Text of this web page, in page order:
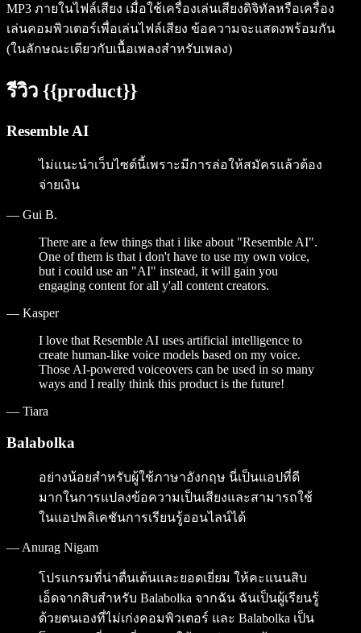
MP3 ภายในไฟล์เสียง เมื่อใช้เครื่องเล่นเสียงดิจิทัลหรือเครื่อง
เล่นคอมพิวเตอร์เพื่อเล่นไฟล์เสียง ข้อความจะแสดงพร้อมกัน
(ในลักษณะเดียวกับเนื้อเพลงสำหรับเพลง)
รีวิว {{product}}
Resemble AI
ไม่แนะนำเว็บไซต์นี้เพราะมีการล่อให้สมัครแล้วต้อง
จ่ายเงิน
— Gui B.
There are a few things that i like about "Resemble AI".
One of them is that i don't have to use my own voice,
but i could use an "AI" instead, it will gain you
engaging content for all y'all content creators.
— Kasper
I love that Resemble AI uses artificial intelligence to
create human-like voice models based on my voice.
Those AI-powered voiceovers can be used in so many
ways and I really think this product is the future!
— Tiara
Balabolka
อย่างน้อยสำหรับผู้ใช้ภาษาอังกฤษ นี่เป็นแอปที่ดี
มากในการแปลงข้อความเป็นเสียงและสามารถใช้
ในแอปพลิเคชันการเรียนรู้ออนไลน์ได้
— Anurag Nigam
โปรแกรมที่น่าตื่นเต้นและยอดเยี่ยม ให้คะแนนสิบ
เอ็ดจากสิบสำหรับ Balabolka จากฉัน ฉันเป็นผู้เรียนรู้
ด้วยตนเองที่ไม่เก่งคอมพิวเตอร์ และ Balabolka เป็น